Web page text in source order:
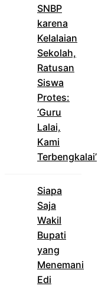
SNBP
karena
Kelalaian
Sekolah,
Ratusan
Siswa
Protes:
‘Guru
Lalai,
Kami
Terbengkalai’
Siapa
Saja
Wakil
Bupati
yang
Menemani
Edi